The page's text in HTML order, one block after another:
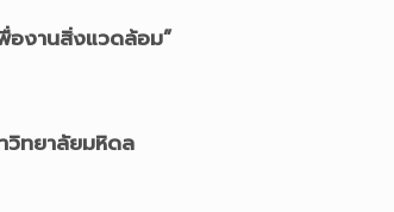
องานสิ่งแวดล้อม”
วิทยาลัยมหิดล